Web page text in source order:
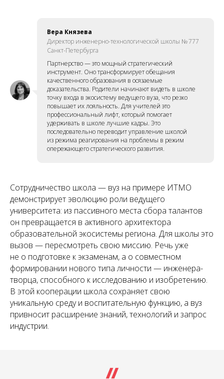
Вера Князева
Директор инженерно-технологической школы № 777
Санкт-Петербурга
Партнерство — это мощный стратегический
инструмент. Оно трансформирует обещания
качественного образования в осязаемые
доказательства. Родители начинают видеть в школе
точку входа в экосистему ведущего вуза, что резко
повышает их лояльность. Для учителей это
профессиональный лифт, который помогает
удерживать в школе лучшие кадры. Это
последовательно переводит управление школой
из режима реагирования на проблемы в режим
опережающего стратегического развития.
Сотрудничество школа — вуз на примере ИТМО
демонстрирует эволюцию роли ведущего
университета: из пассивного места сбора талантов
он превращается в активного архитектора
образовательной экосистемы региона. Для школы это
вызов — пересмотреть свою миссию. Речь уже
не о подготовке к экзаменам, а о совместном
формировании нового типа личности — инженера-
творца, способного к исследованию и изобретению.
В этой кооперации школа сохраняет свою
уникальную среду и воспитательную функцию, а вуз
привносит расширение знаний, технологий и запрос
индустрии.